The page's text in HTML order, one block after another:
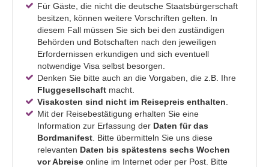
Für Gäste, die nicht die deutsche Staatsbürgerschaft
besitzen, können weitere Vorschriften gelten. In
diesem Fall müssen Sie sich bei den zuständigen
Behörden und Botschaften nach den jeweiligen
Erfordernissen erkundigen und sich eventuell
notwendige Visa selbst besorgen.
Denken Sie bitte auch an die Vorgaben, die z.B. Ihre
Fluggesellschaft macht.
Visakosten sind nicht im Reisepreis enthalten
Mit der Reisebestätigung erhalten Sie eine
Information zur Erfassung der Daten für das
Bordmanifest . Bitte übermitteln Sie uns diese
relevanten Daten bis spätestens sechs Wochen
vor Abreise online im Internet oder per Post. Bitte